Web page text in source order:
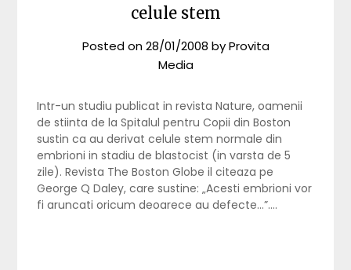
celule stem
Posted on28/01/2008 byProvita
Media
Intr-un studiu publicat in revista Nature, oamenii
de stiinta de la Spitalul pentru Copii din Boston
sustin ca au derivat celule stem normale din
embrioni in stadiu de blastocist (in varsta de 5
zile). Revista The Boston Globe il citeaza pe
George Q Daley, care sustine: „Acesti embrioni vor
fi aruncati oricum deoarece au defecte…”….